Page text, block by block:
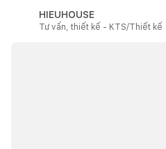
HIEUHOUSE
Tư vấn, thiết kế - KTS/Thiết kế